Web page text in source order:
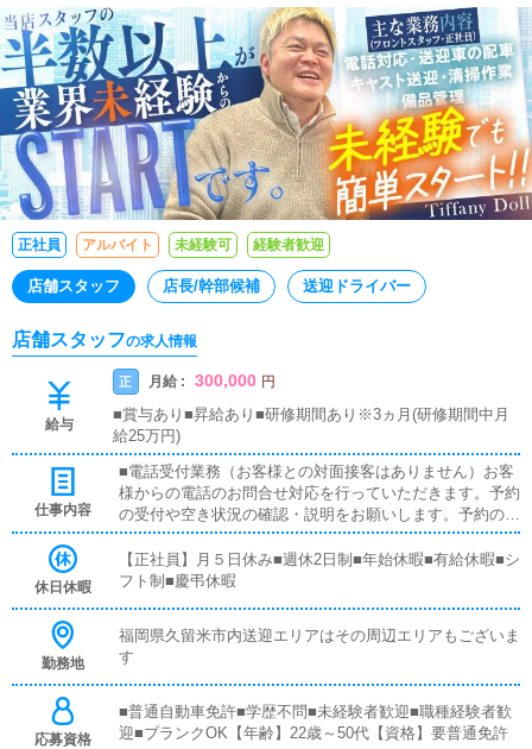
正社員 アルバイト 未経験可 経験者歓迎
店舗スタッフ 店長/幹部候補 送迎ドライバー
店舗スタッフの求人情報
給与
正 月給 : 300,000 円
■賞与あり■昇給あり■研修期間あり※3ヵ月(研修期間中月
給25万円)
仕事内容
■電話受付業務（お客様との対面接客はありません）お客
様からの電話のお問合せ対応を行っていただきます。予約
の受付や空き状況の確認・説明をお願いします。予約の確
定後はキャストやドライバーに通達します。簡単なマニュ
アルや先輩スタッフに気軽に聞ける環境ですので、未経験
でも安心して働けます。■PC更新業務ヘブンネットなど、
なります。基本的にはボタンを押すだけや、ブログの更新
時に簡単に文字が入力出来れば問題ありません。PCが苦
手な人でも簡単にできます。■清掃・備品管理お客様やキ
ャストの方に快適にお過ごしいただくため、店内の清掃や
備品の管理・補充を行っていただきます。内勤スタッフ
休日休暇
【正社員】月５日休み■週休2日制■年始休暇■有給休暇■シ
フト制■慶弔休暇
勤務地
福岡県久留米市内送迎エリアはその周辺エリアもございま
す
応募資格
■普通自動車免許■学歴不問■未経験者歓迎■職種経験者歓
迎■ブランクOK【年齢】22歳～50代【資格】要普通免許